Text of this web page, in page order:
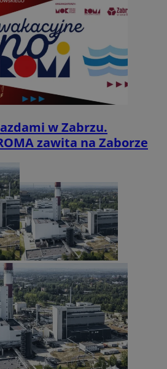
w Zabrzu.
zawita na Zaborze